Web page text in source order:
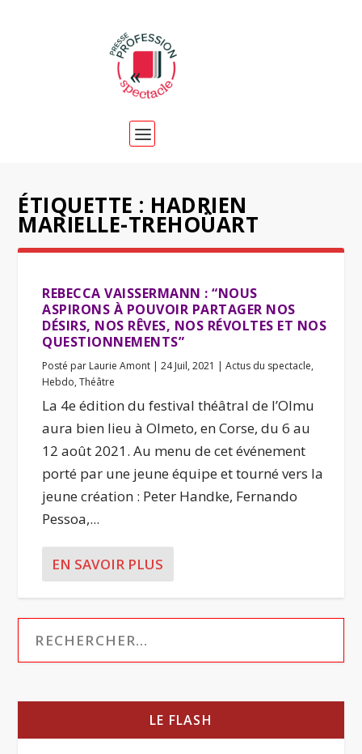
ÉTIQUETTE : HADRIEN
MARIELLE-TREHOÜART
REBECCA VAISSERMANN : “NOUS
ASPIRONS À POUVOIR PARTAGER NOS
DÉSIRS, NOS RÊVES, NOS RÉVOLTES ET NOS
QUESTIONNEMENTS”
Posté par Laurie Amont |24 Juil, 2021 |Actus du spectacle,
Hebdo,Théâtre
La 4e édition du festival théâtral de l’Olmu
aura bien lieu à Olmeto, en Corse, du 6 au
12 août 2021. Au menu de cet événement
porté par une jeune équipe et tourné vers la
jeune création : Peter Handke, Fernando
Pessoa,...
EN SAVOIR PLUS
LE FLASH